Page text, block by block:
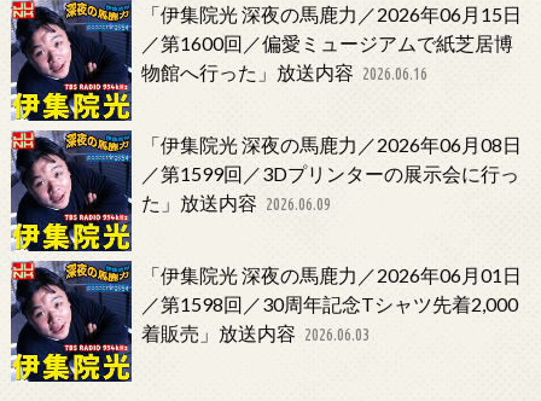
「伊集院光 深夜の馬鹿力／2026年06月15日
／第1600回／偏愛ミュージアムで紙芝居博
物館へ行った」放送内容 2026.06.16
「伊集院光 深夜の馬鹿力／2026年06月08日
／第1599回／3Dプリンターの展示会に行っ
た」放送内容 2026.06.09
「伊集院光 深夜の馬鹿力／2026年06月01日
／第1598回／30周年記念Tシャツ先着2,000
着販売」放送内容 2026.06.03